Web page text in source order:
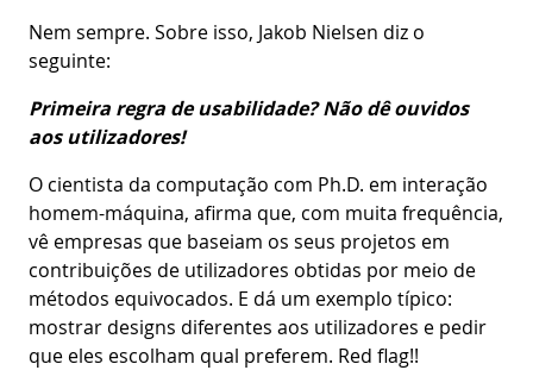
Nem sempre. Sobre isso, Jakob Nielsen diz o
seguinte:
Primeira regra de usabilidade? Não dê ouvidos
aos utilizadores!
O cientista da computação com Ph.D. em interação
homem-máquina, afirma que, com muita frequência,
vê empresas que baseiam os seus projetos em
contribuições de utilizadores obtidas por meio de
métodos equivocados. E dá um exemplo típico:
mostrar designs diferentes aos utilizadores e pedir
que eles escolham qual preferem. Red flag!!